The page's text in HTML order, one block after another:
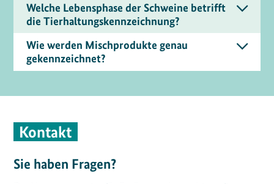
Welche Lebensphase der Schweine betrifft
die Tierhaltungskennzeichnung?
Wie werden Mischprodukte genau
gekennzeichnet?
Kontakt
Sie haben Fragen?